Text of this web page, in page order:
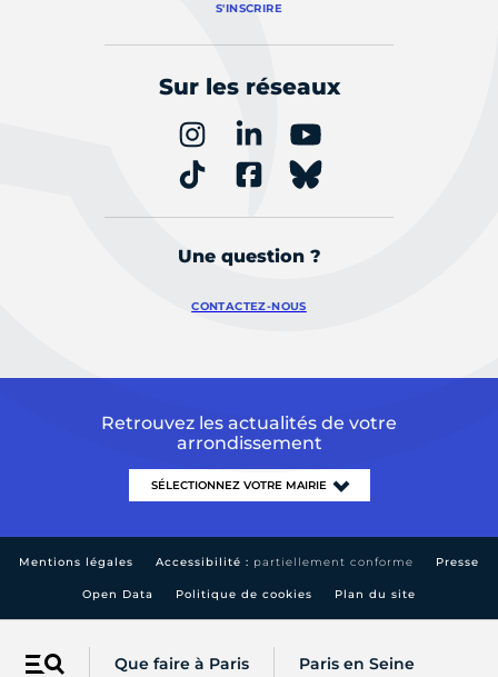
Menu Que faire à Paris Paris en Seine
S'INSCRIRE
Sur les réseaux
Une question ?
CONTACTEZ-NOUS
Retrouvez les actualités de votre
arrondissement
Mentions légales Accessibilité : partiellement conforme Presse
Open Data Politique de cookies Plan du site